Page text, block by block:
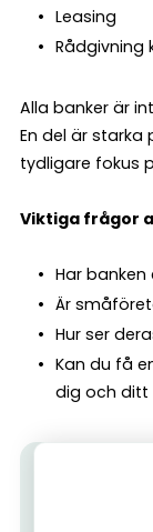
Leasing
Rådgivning
Alla banker är
En del är
tydligare fokus
Viktiga frågor
Har
Är
Hur ser
Kan du få
dig och ditt